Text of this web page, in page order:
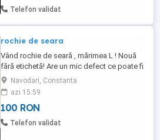
Telefon validat
rochie de seara
Vând rochie de seară , mărimea L ! Nouă
fără etichetă! Are un mic defect ce poate fi
remediat !
Navodari, Constanta
azi 15:59
100 RON
Telefon validat